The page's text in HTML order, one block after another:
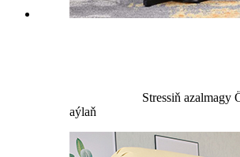
Stressiň azalmagy
aýlaň